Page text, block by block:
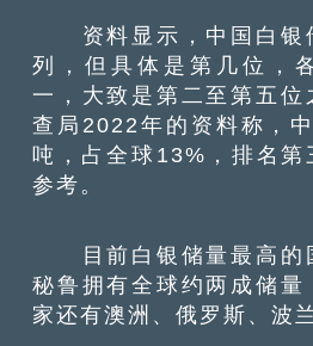
资料显示，中国白银
列，但具体是第几位，
一，大致是第二至第五位
查局2022年的资料称，
吨，占全球13%，排名第
参考。
目前白银储量最高的
秘鲁拥有全球约两成储量
家还有澳洲、俄罗斯、波